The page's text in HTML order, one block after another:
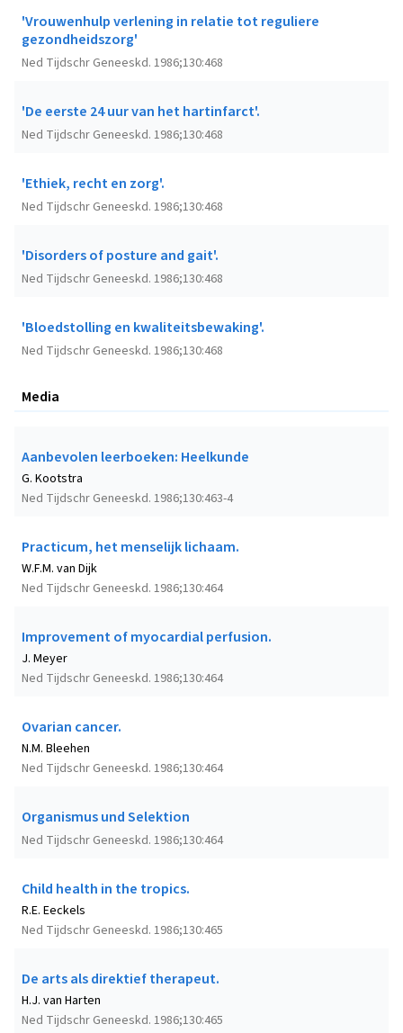
'Vrouwenhulp verlening in relatie tot reguliere
gezondheidszorg'
Ned Tijdschr Geneeskd. 1986;130:468
'De eerste 24 uur van het hartinfarct'.
Ned Tijdschr Geneeskd. 1986;130:468
'Ethiek, recht en zorg'.
Ned Tijdschr Geneeskd. 1986;130:468
'Disorders of posture and gait'.
Ned Tijdschr Geneeskd. 1986;130:468
'Bloedstolling en kwaliteitsbewaking'.
Ned Tijdschr Geneeskd. 1986;130:468
Media
Aanbevolen leerboeken: Heelkunde
Ned Tijdschr Geneeskd. 1986;130:463-4
G. Kootstra
Practicum, het menselijk lichaam.
Ned Tijdschr Geneeskd. 1986;130:464
W.F.M. van Dijk
Improvement of myocardial perfusion.
Ned Tijdschr Geneeskd. 1986;130:464
J. Meyer
Ovarian cancer.
Ned Tijdschr Geneeskd. 1986;130:464
N.M. Bleehen
Organismus und Selektion
Ned Tijdschr Geneeskd. 1986;130:464
Child health in the tropics.
Ned Tijdschr Geneeskd. 1986;130:465
R.E. Eeckels
De arts als direktief therapeut.
Ned Tijdschr Geneeskd. 1986;130:465
H.J. van Harten